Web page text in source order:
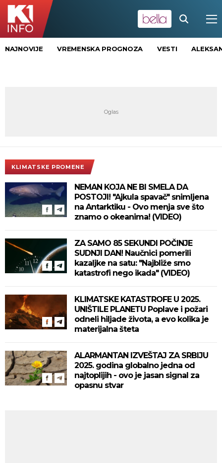
NAJNOVIJE VREMENSKA PROGNOZA VESTI
KLIMATSKE PROMENE
NEMAN KOJA NE BI SMELA DA
POSTOJI! "Ajkula spavač" snimljena
na Antarktiku - Ovo menja sve što
znamo o okeanima! (VIDEO)
ZA SAMO 85 SEKUNDI POČINJE
SUDNJI DAN! Naučnici pomerili
kazaljke na satu: "Najbliže smo
katastrofi nego ikada" (VIDEO)
KLIMATSKE KATASTROFE U 2025.
UNIŠTILE PLANETU Poplave i požari
odneli hiljade života, a evo kolika je
materijalna šteta
ALARMANTAN IZVEŠTAJ ZA SRBIJU
2025. godina globalno jedna od
najtoplijih - ovo je jasan signal za
opasnu stvar